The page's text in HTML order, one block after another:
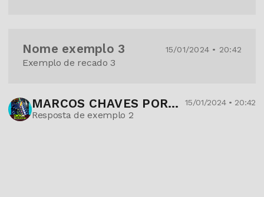
Nome exemplo 3 15/01/2024 • 20:42
Exemplo de recado 3
MARCOS CHAVES PORTES 15/01/2024 • 20:42
Resposta de exemplo 2